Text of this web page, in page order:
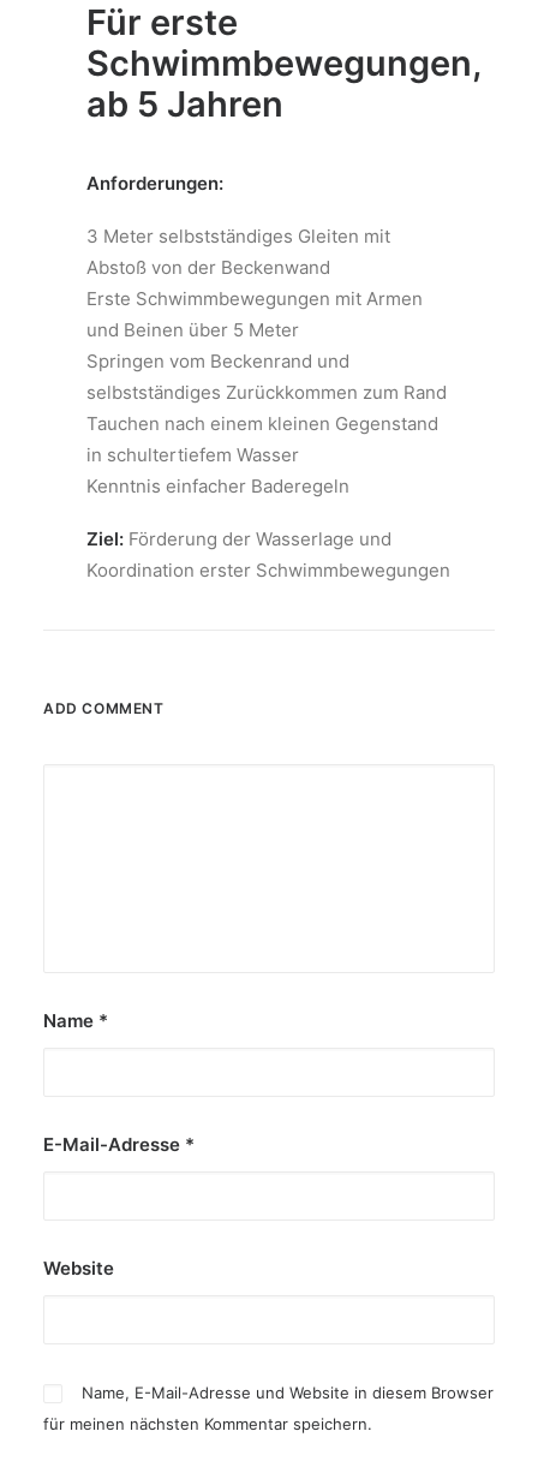
Für erste
Schwimmbewegungen,
ab 5 Jahren
Anforderungen:
3 Meter selbstständiges Gleiten mit
Abstoß von der Beckenwand
Erste Schwimmbewegungen mit Armen
und Beinen über 5 Meter
Springen vom Beckenrand und
selbstständiges Zurückkommen zum Rand
Tauchen nach einem kleinen Gegenstand
in schultertiefem Wasser
Kenntnis einfacher Baderegeln
Ziel: Förderung der Wasserlage und
Koordination erster Schwimmbewegungen
ADD COMMENT
Name *
E-Mail-Adresse *
Website
Name, E-Mail-Adresse und Website in diesem Browser
für meinen nächsten Kommentar speichern.